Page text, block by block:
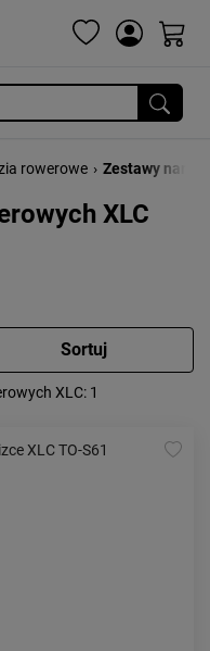
rowerowe › Zestawy
XLC
od najwyższej
XLC: 1